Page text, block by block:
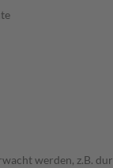
werden, z.B.